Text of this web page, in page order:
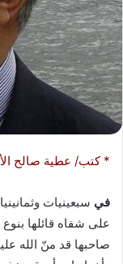
ت
ر
و
ن
ي
* كتب/ عطية صالح
في سبعينيات
على شفاه قائلها
صاحبها قد منّ الله